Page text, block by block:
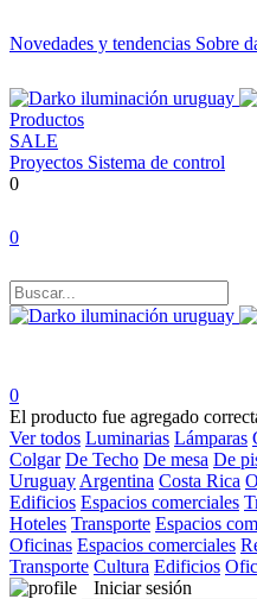
Novedades y tendencias Sobre
Productos
SALE
Proyectos Sistema de control
0
0
0
El producto fue agregado
Ver todos Luminarias Lámparas
Colgar De Techo De mesa De
Uruguay Argentina Costa Rica
Edificios Espacios comerciales
Hoteles Transporte Espacios
Oficinas Espacios comerciales
Transporte Cultura Edificios
Iniciar sesión